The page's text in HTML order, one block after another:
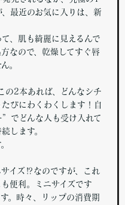
最近のお気に入りは、新
、肌も綺麗に見えるんで
なので、乾燥してすぐ唇
。
の2本あれば、どんなシチ
びにわくわくします！自
でどんな人も受け入れて
します。
イズ⁉︎なのですが、これ
便利。ミニサイズです
。時々、リップの消費期